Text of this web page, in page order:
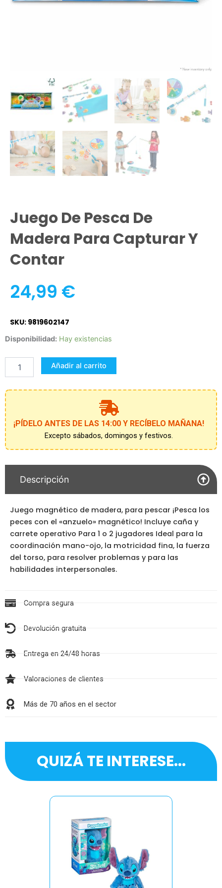
Juego De Pesca De
Madera Para Capturar Y
Contar
24,99 €
SKU: 9819602147
Disponibilidad: Hay existencias
Juego
Pesca
Madera
Capturar
Y
Contar
cantidad
Añadir al carrito
¡PÍDELO ANTES DE LAS 14:00 Y RECÍBELO MAÑANA!
Excepto sábados, domingos y festivos.
Descripción
Juego magnético de madera, para pescar ¡Pesca los
peces con el «anzuelo» magnético! Incluye caña y
carrete operativo Para 1 o 2 jugadores Ideal para la
coordinación mano-ojo, la motricidad fina, la fuerza
del torso, para resolver problemas y para las
habilidades interpersonales.
Compra segura
Devolución gratuita
Entrega en 24/48 horas
Valoraciones de clientes
Más de 70 años en el sector
QUIZÁ TE INTERESE...